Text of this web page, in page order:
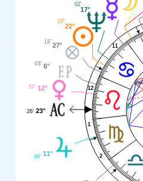
1
2
11
12
17°
02'
22°
07'
27°
18'
6°
03'
12°
57'
23°
26'
11°
48'